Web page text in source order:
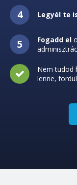
Legyél te
Fogadd el
Nem tudod
lenne,